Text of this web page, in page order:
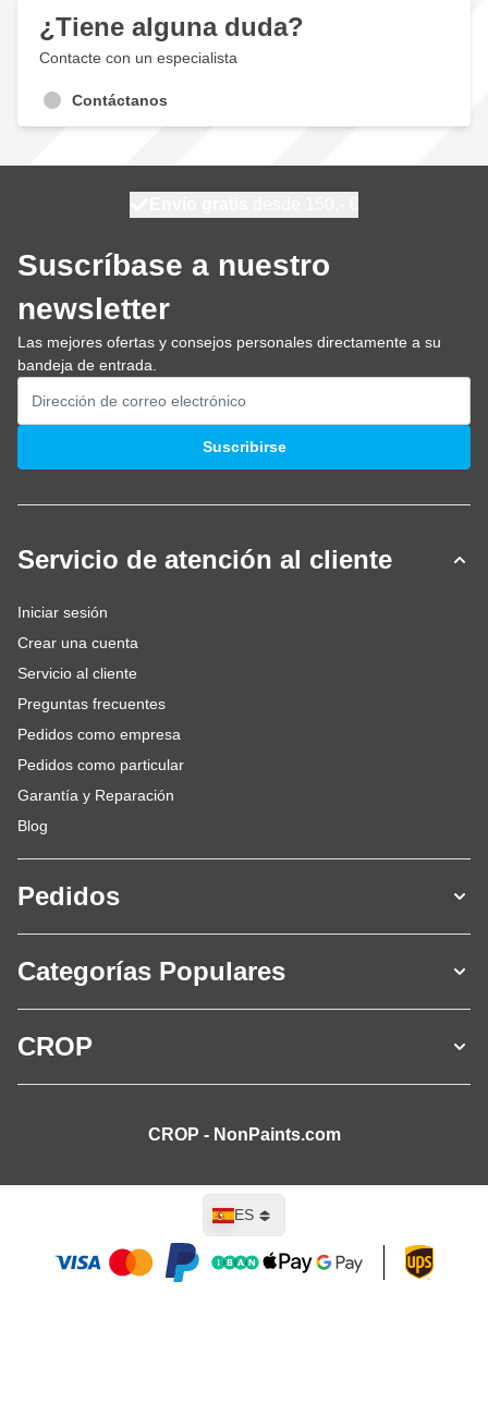
¿Tiene alguna duda?
Contacte con un especialista
Contáctanos
Suscríbase a nuestro
newsletter
Las mejores ofertas y consejos personales directamente a su
bandeja de entrada.
Dirección de email
Suscribirse
Servicio de atención al cliente
Iniciar sesión
Crear una cuenta
Servicio al cliente
Preguntas frecuentes
Pedidos como empresa
Pedidos como particular
Garantía y Reparación
Blog
Pedidos
Categorías Populares
CROP
CROP - NonPaints.com
Lenguaje
ES